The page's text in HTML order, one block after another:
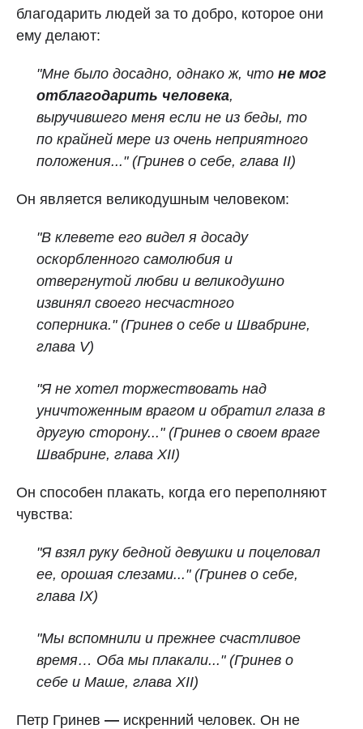
благодарить людей за то добро, которое они
ему делают:
"Мне было досадно, однако ж, что не мог
отблагодарить человека,
выручившего меня если не из беды, то
по крайней мере из очень неприятного
положения..." (Гринев о себе, глава II)
Он является великодушным человеком:
"В клевете его видел я досаду
оскорбленного самолюбия и
отвергнутой любви и великодушно
извинял своего несчастного
соперника." (Гринев о себе и Швабрине,
глава V)
"Я не хотел торжествовать над
уничтоженным врагом и обратил глаза в
другую сторону..." (Гринев о своем враге
Швабрине, глава XII)
Он способен плакать, когда его переполняют
чувства:
"Я взял руку бедной девушки и поцеловал
ее, орошая слезами..." (Гринев о себе,
глава IX)
"Мы вспомнили и прежнее счастливое
время… Оба мы плакали..." (Гринев о
себе и Маше, глава XII)
Петр Гринев — искренний человек. Он не